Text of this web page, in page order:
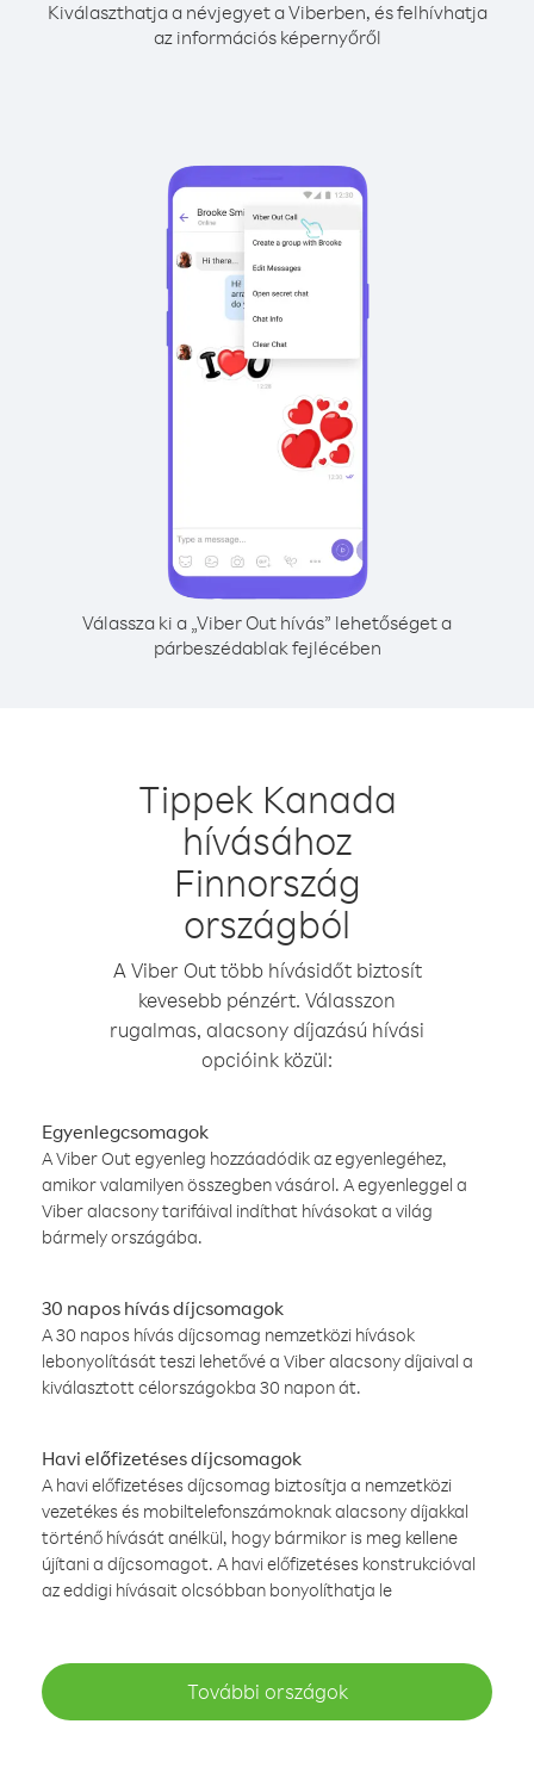
Kiválaszthatja a névjegyet a Viberben, és felhívhatja
az információs képernyőről
Válassza ki a „Viber Out hívás” lehetőséget a
párbeszédablak fejlécében
Tippek Kanada
hívásához
Finnország
országból
A Viber Out több hívásidőt biztosít
kevesebb pénzért. Válasszon
rugalmas, alacsony díjazású hívási
opcióink közül:
Egyenlegcsomagok
A Viber Out egyenleg hozzáadódik az egyenlegéhez,
amikor valamilyen összegben vásárol. A egyenleggel a
Viber alacsony tarifáival indíthat hívásokat a világ
bármely országába.
30 napos hívás díjcsomagok
A 30 napos hívás díjcsomag nemzetközi hívások
lebonyolítását teszi lehetővé a Viber alacsony díjaival a
kiválasztott célországokba 30 napon át.
Havi előfizetéses díjcsomagok
A havi előfizetéses díjcsomag biztosítja a nemzetközi
vezetékes és mobiltelefonszámoknak alacsony díjakkal
történő hívását anélkül, hogy bármikor is meg kellene
újítani a díjcsomagot. A havi előfizetéses konstrukcióval
az eddigi hívásait olcsóbban bonyolíthatja le
További országok